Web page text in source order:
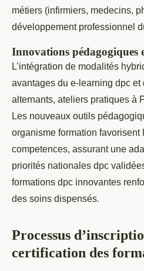
métiers (infirmiers, medecins,
développement professionnel
Innovations pédagogiques
L’intégration de modalités
avantages du e-learning dpc et
alternants, ateliers pratiques à
Les nouveaux outils
organisme formation favorisent
competences, assurant une
priorités nationales dpc
formations dpc innovantes
des soins dispensés.
Processus
certification des